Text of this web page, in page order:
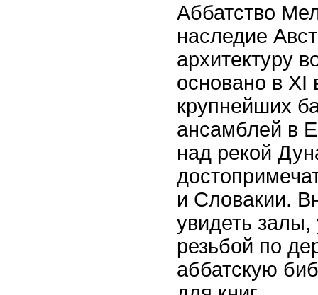
Аббатство
наследие
архитектуру
основано в XI
крупнейших
ансамблей в
над рекой
и Словакии.
увидеть
резьбой по
аббатскую